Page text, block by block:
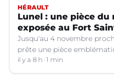
HÉRAULT
Lunel : une pièce du
exposée au Fort
Jusqu'au 4 novembre
prête une pièce
Villeneuve-lez-Avignon
il y a 8 h 1 min